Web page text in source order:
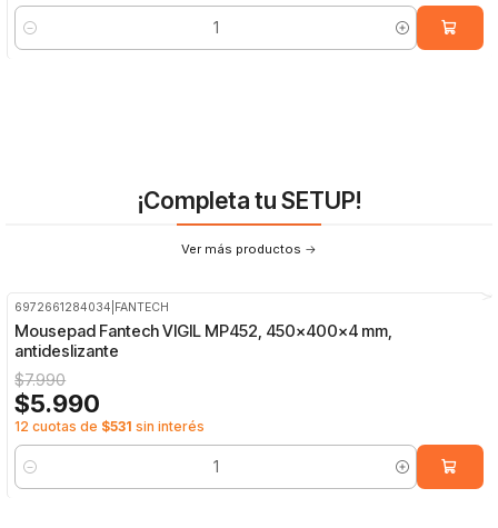
Cantidad
¡Completa tu SETUP!
Ver más productos
6972661284034 FANTECH
Mousepad Fantech VIGIL MP452, 450x400x4 mm,
antideslizante
$7.990
$5.990
12 cuotas de $531 sin interés
Cantidad